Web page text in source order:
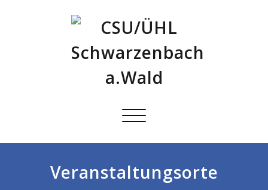
Schalte
Veranstaltungsorte